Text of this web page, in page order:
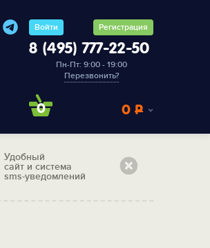
Войти Регистрация
8 (495) 777-22-50
Пн-Пт: 9:00 - 19:00
Перезвонить?
0 0 Р
Удобный
сайт и система
sms-уведомлений